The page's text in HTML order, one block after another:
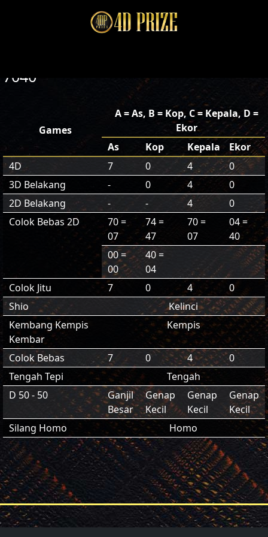
7040
Games
A = As, B = Kop, C = Kepala, D =
Ekor
As
Kop Kepala
Ekor
4D
7 0 4
0
3D Belakang
- 0 4
0
2D Belakang
- - 4
0
Colok Bebas 2D
70 =
07
74 =
47
70 =
07
04 =
40
00 =
00
40 =
04
Colok Jitu
7 0 4
0
Shio
Kelinci
Kembang Kempis
Kembar
Kempis
Colok Bebas 7 0 4
0
Tengah Tepi
Tengah
D 50 - 50
Ganjil
Besar
Genap
Kecil
Genap
Kecil
Genap
Kecil
Silang Homo
Homo